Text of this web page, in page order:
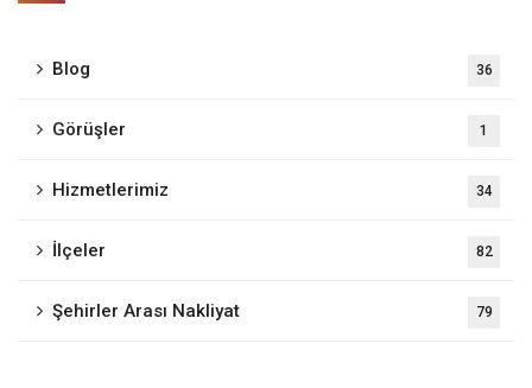
Blog 36
Görüşler 1
Hizmetlerimiz 34
İlçeler 82
Şehirler Arası Nakliyat 79